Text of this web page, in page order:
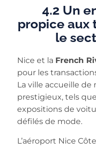
4.2 Un
propice aux
le
Nice et la French
pour les
La ville accueille
prestigieux, tels
expositions de
défilés de mode.
L’aéroport Nice